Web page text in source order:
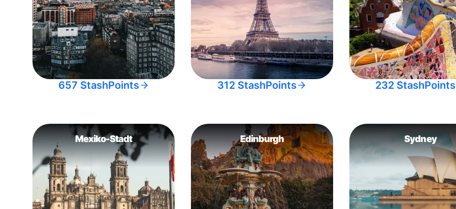
657 StashPoints 312 StashPoints 232 StashPoints
Mexiko-Stadt Edinburgh Sydney